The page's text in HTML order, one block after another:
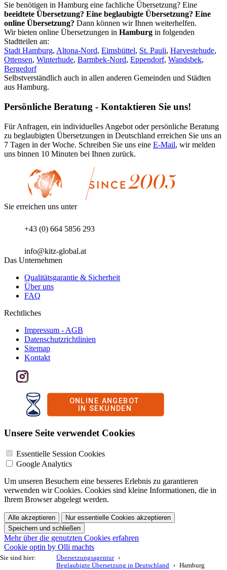
Sie sind hier:
Übersetzungsagentur
Beglaubigte Übersetzung in Deutschland
Hamburg
Sie benötigen in Hamburg eine fachliche Übersetzung? Eine
beeidtete Übersetzung? Eine beglaubigte Übersetzung? Eine
online Übersetzung? Dann können wir Ihnen weiterhelfen.
Wir bieten online Übersetzungen in Hamburg in folgenden
Stadtteilen an:
Stadt Hamburg, Altona-Nord, Eimsbüttel, St. Pauli, Harvestehude,
Ottensen, Winterhude, Barmbek-Nord, Eppendorf, Wandsbek,
Bergedorf
Selbstverständlich auch in allen anderen Gemeinden und Städten
aus Hamburg.
Persönliche Beratung - Kontaktieren Sie uns!
Für Anfragen, ein individuelles Angebot oder persönliche Beratung
zu beglaubigten Übersetzungen in Deutschland erreichen Sie uns an
7 Tagen in der Woche. Schreiben Sie uns eine E-Mail, wir melden
uns binnen 10 Minuten bei Ihnen zurück.
Sie erreichen uns unter
+43 (0) 664 5856 293
info@kitz-global.at
Das Unternehmen
Qualitätsgarantie & Sicherheit
Über uns
FAQ
Rechtliches
Impressum - AGB
Datenschutzrichtlinien
Sitemap
Kontakt
Unsere Seite verwendet Cookies
Essentielle Session Cookies
Google Analytics
Um unseren Besuchern eine besseres Erlebnis zu garantieren
verwenden wir Cookies. Cookies sind kleine Informationen, die in
Ihrem Browser abgelegt werden.
Alle akzeptieren
Nur essentielle Cookies akzeptieren
Speichern und schließen
Mehr über die genutzten Cookies erfahren
Cookie optin by Olli machts